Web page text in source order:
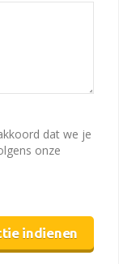
dat we je
onze